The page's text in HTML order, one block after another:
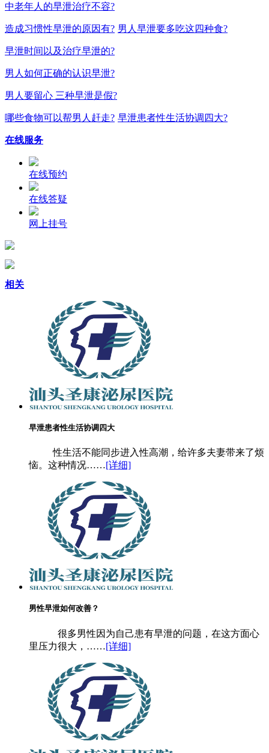
中老年人的早泄治疗不容?
造成习惯性早泄的原因有? 男人早泄要多吃这四种食?
早泄时间以及治疗早泄的?
男人如何正确的认识早泄?
男人要留心 三种早泄是假?
哪些食物可以帮男人赶走? 早泄患者性生活协调四大?
在线服务
在线预约
在线答疑
网上挂号
相关
早泄患者性生活协调四大
性生活不能同步进入性高潮，给许多夫妻带来了烦
恼。这种情况……[详细]
男性早泄如何改善？
很多男性因为自己患有早泄的问题，在这方面心
里压力很大，……[详细]